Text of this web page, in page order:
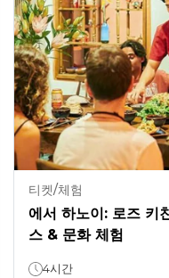
티켓/체험
에서 하노이: 로즈 키
스 & 문화 체험
4시간